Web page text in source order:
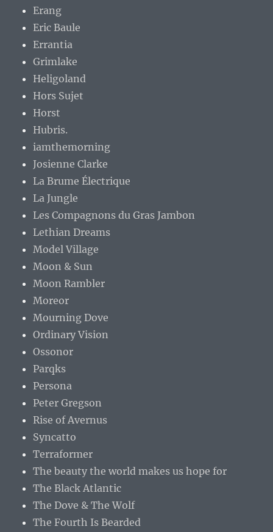
Erang
Eric Baule
Errantia
Grimlake
Heligoland
Hors Sujet
Horst
Hubris.
iamthemorning
Josienne Clarke
La Brume Électrique
La Jungle
Les Compagnons du Gras Jambon
Lethian Dreams
Model Village
Moon & Sun
Moon Rambler
Moreor
Mourning Dove
Ordinary Vision
Ossonor
Parqks
Persona
Peter Gregson
Rise of Avernus
Syncatto
Terraformer
The beauty the world makes us hope for
The Black Atlantic
The Dove & The Wolf
The Fourth Is Bearded